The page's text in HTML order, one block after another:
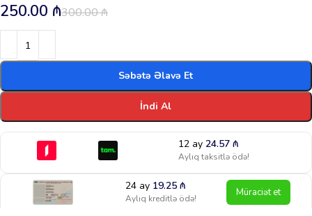
300.00₼
250.00 ₼
Səbətə Əlavə Et
İndi Al
12 ay 24.57 ₼
Aylıq taksitlə ödə!
24 ay 19.25₼
Aylıq kreditlə ödə! Müraciət et